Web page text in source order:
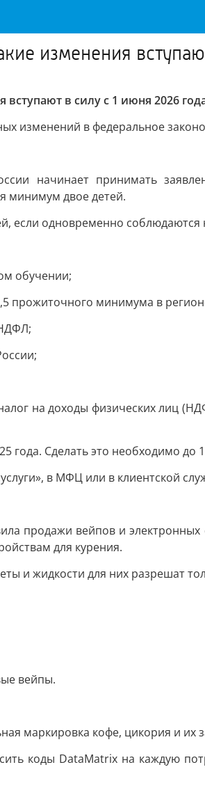
изменения
вступают в силу с 1 июня 2026
изменений в федеральное
начинает принимать
минимум двое детей.
если одновременно соблюдаются
обучении;
прожиточного минимума в
на доходы физических лиц
года. Сделать это необходимо до
в МФЦ или в клиентской
продажи вейпов и
для курения.
и жидкости для них разрешат
вейпы.
маркировка кофе, цикория и их
коды DataMatrix на каждую